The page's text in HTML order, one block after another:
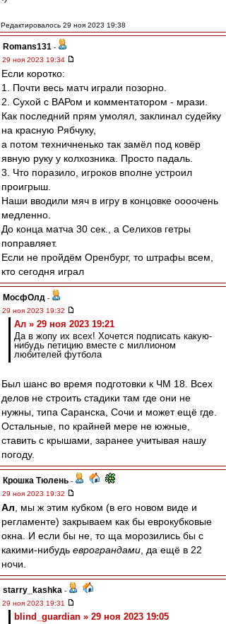
Редактировалось 29 ноя 2023 19:38
Romans131 -
29 ноя 2023 19:34
Если коротко:
1. Почти весь матч играли позорно.
2. Сухой с ВАРом и комментатором - мрази.
Как последний прям умолял, заклинал судейку
на красную Рябчуку,
а потом техничненько так замёл под ковёр
явную руку у колхозника. Просто падаль.
3. Что поразило, игроков вполне устроил
проигрыш.
Наши вводили мяч в игру в концовке оооочень
медленно.
До конца матча 30 сек., а Селихов гетры
поправляет.
Если не пройдём Оренбург, то штрафы всем,
кто сегодня играл
МосфОлд -
29 ноя 2023 19:32
Ал » 29 ноя 2023 19:21
Да в жопу их всех! Хочется подписать какую-
нибудь петицию вместе с миллионом
любителей футбола
Был шанс во время подготовки к ЧМ 18. Всех
делов не строить стадики там где они не
нужны, типа Саранска, Сочи и может ещё где.
Остальные, по крайней мере не южные,
ставить с крышами, заранее учитывая нашу
погоду.
Крошка Тюлень -
29 ноя 2023 19:32
Ал , мы ж этим кубком (в его новом виде и
регламенте) закрываем как бы еврокубковые
окна. И если бы не, то ща морозились бы с
какими-нибудь еврограндами , да ещё в 22
ночи.
starry_kashka -
29 ноя 2023 19:31
blind_guardian » 29 ноя 2023 19:05